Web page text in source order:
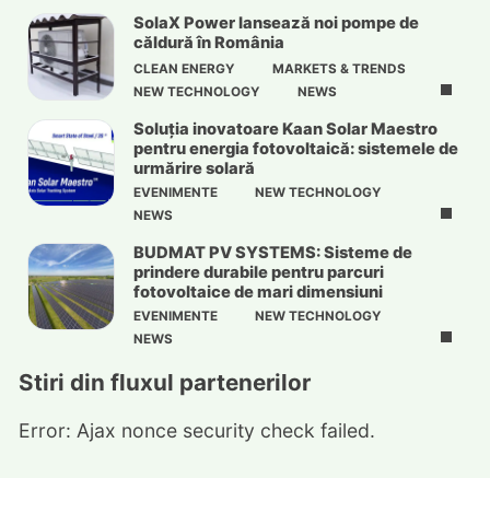
SolaX Power lansează noi pompe de
căldură în România
CLEAN ENERGY
MARKETS & TRENDS
NEW TECHNOLOGY
NEWS
Soluția inovatoare Kaan Solar Maestro
pentru energia fotovoltaică: sistemele de
urmărire solară
EVENIMENTE
NEW TECHNOLOGY
NEWS
BUDMAT PV SYSTEMS: Sisteme de
prindere durabile pentru parcuri
fotovoltaice de mari dimensiuni
EVENIMENTE
NEW TECHNOLOGY
NEWS
Stiri din fluxul partenerilor
Error: Ajax nonce security check failed.